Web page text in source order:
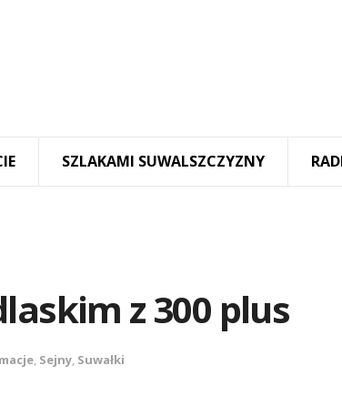
SZLAKAMI SUWALSZCZYZNY
z 300 plus
, Sejny, Suwałki